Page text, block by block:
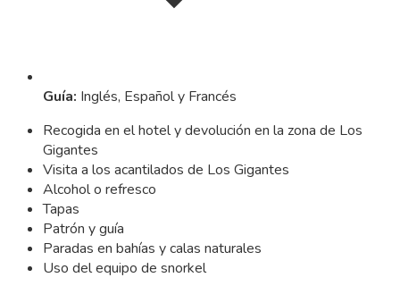
Guía: Inglés, Español y Francés
Recogida en el hotel y devolución en la zona de Los
Gigantes
Visita a los acantilados de Los Gigantes
Alcohol o refresco
Tapas
Patrón y guía
Paradas en bahías y calas naturales
Uso del equipo de snorkel